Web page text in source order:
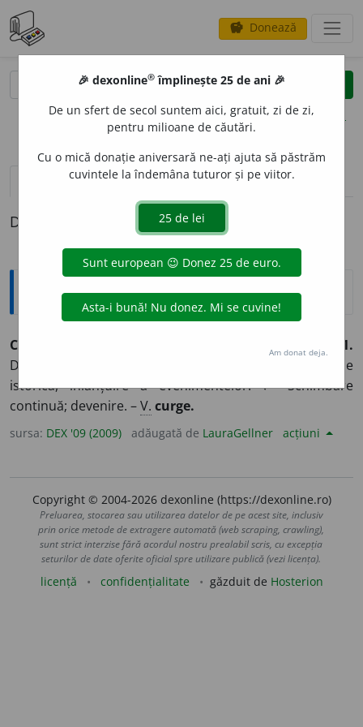
savings Donează
clear
opțiuni
definiții (1) pronunțievolume_up (7)
Definiția cu ID-ul 854909:
Explicative DEX
C
1.
Desfășurare, trecere de timp; răstimp.
Evoluție
istorică, înlănțuire a evenimentelor. ♦ Schimbare
continuă; devenire. –V. curge.
sursa: DEX '09 (2009) adăugată de LauraGellner acțiuni
Copyright © 2004-2026 dexonline (https://dexonline.ro)
Preluarea, stocarea sau utilizarea datelor de pe acest site, inclusiv
prin orice metode de extragere automată (web scraping, crawling),
sunt strict interzise fără acordul nostru prealabil scris, cu excepția
seturilor de date oferite oficial spre utilizare publică (vezi licența).
licență confidențialitate găzduit de Hosterion
🎉 dexonline® împlinește 25 de ani 🎉
De un sfert de secol suntem aici, gratuit, zi de zi,
pentru milioane de căutări.
Cu o mică donație aniversară ne-ați ajuta să păstrăm
cuvintele la îndemâna tuturor și pe viitor.
Am donat deja.